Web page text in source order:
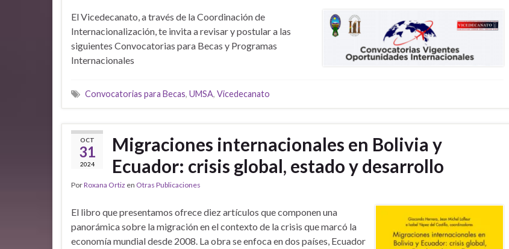
El Vicedecanato, a través de la Coordinación de
Internacionalización, te invita a revisar y postular a las
siguientes Convocatorias para Becas y Programas
Internacionales
Convocatorias para Becas, UMSA, Vicedecanato
OCT
31
2024
Migraciones internacionales en Bolivia y
Ecuador: crisis global, estado y desarrollo
PorRoxana Ortiz en Otras Publicaciones
El libro que presentamos ofrece diez artículos que componen una
panorámica sobre la migración en el contexto de la crisis que marcó la
economía mundial desde 2008. La obra se enfoca en dos países, Ecuador